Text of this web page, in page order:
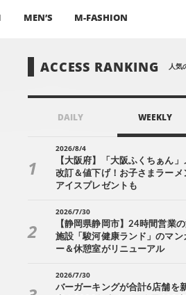
MEN’S M-FASHION
ACCESS RANKING 人気
DAILY WEEKLY
2026/8/4
【大阪府】「大阪ふくちぁん」
改訂＆値下げ！お子さまラーメ
アイスプレゼントも
2026/7/30
【静岡県静岡市】24時間営業
施設「駿河健康ランド」のマン
ー＆休憩室がリニューアル
2026/7/30
バーガーキングが合計6店舗を